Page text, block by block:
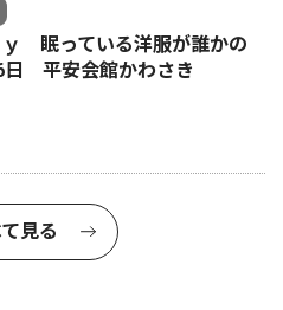
眠っている洋服が誰かの
平安会館かわさき
見る